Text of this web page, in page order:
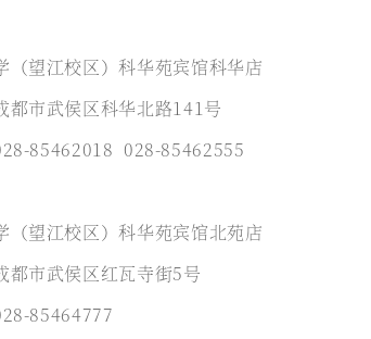
（望江校区）科华苑宾馆科华店
都市武侯区科华北路141号
85462018 028-85462555
（望江校区）科华苑宾馆北苑店
都市武侯区红瓦寺街5号
85464777